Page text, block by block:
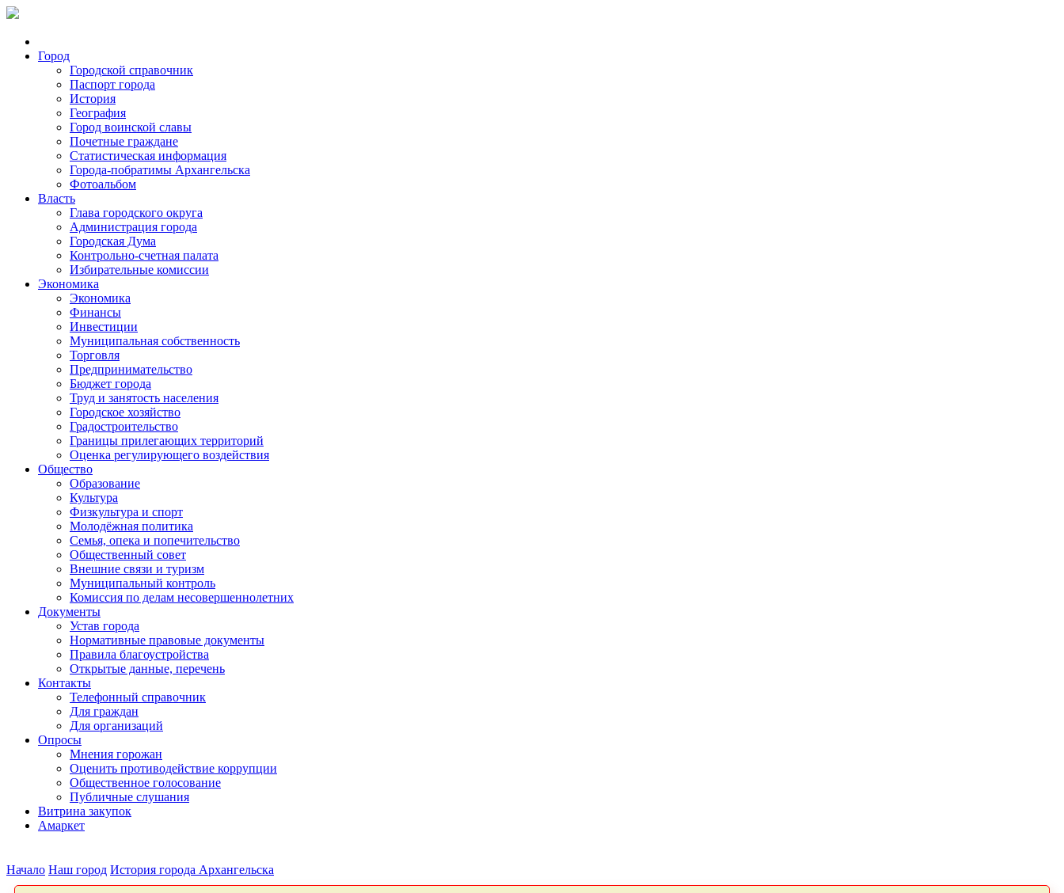
Город
Городской справочник
Паспорт города
История
География
Город воинской славы
Почетные граждане
Статистическая информация
Города-побратимы Архангельска
Фотоальбом
Власть
Глава городского округа
Администрация города
Городская Дума
Контрольно-счетная палата
Избирательные комиссии
Экономика
Экономика
Финансы
Инвестиции
Муниципальная собственность
Торговля
Предпринимательство
Бюджет города
Труд и занятость населения
Городское хозяйство
Градостроительство
Границы прилегающих территорий
Оценка регулирующего воздействия
Общество
Образование
Культура
Физкультура и спорт
Молодёжная политика
Семья, опека и попечительство
Общественный совет
Внешние связи и туризм
Муниципальный контроль
Комиссия по делам несовершеннолетних
Документы
Устав города
Нормативные правовые документы
Правила благоустройства
Открытые данные, перечень
Контакты
Телефонный справочник
Для граждан
Для организаций
Опросы
Мнения горожан
Оценить противодействие коррупции
Общественное голосование
Публичные слушания
Витрина закупок
Амаркет
Начало Наш город История города Архангельска